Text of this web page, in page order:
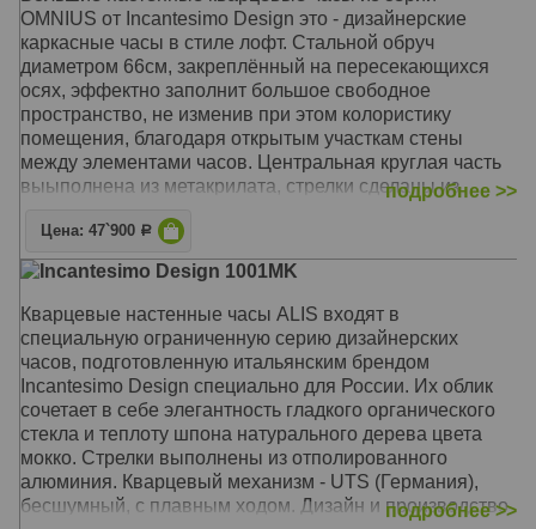
и производство - Италия, Милан.
Механизм: Кварцевый UTS (Германия)
Корпус: Сталь, метакрилат, дерево
Размер: Диаметр 66 см
OMNIUS от Incantesimo Design это - дизайнерские
каркасные часы в стиле лофт. Стальной обруч
диаметром 66см, закреплённый на пересекающихся
осях, эффектно заполнит большое свободное
пространство, не изменив при этом колористику
помещения, благодаря открытым участкам стены
между элементами часов. Центральная круглая часть
выыполнена из метакрилата, стрелки сделаны из
из натурального шпона цвета "серое дерево".
Кварцевый механизм часов - UTS (Германия),
бесшумный, с плавным ходом. В комплект поставки
входят: часовой механизм со встроенными стрелками,
саморез. Дизайн и производство - Италия, Милан.
Механизм: Кварцевый UTS (Германия)
Корпус: Сталь, метакрилат, дерево
Размер: Диаметр 66 см
подробнее >>
Цена: 47`900 Р
Incantesimo Design 1001MK
Кварцевые настенные часы ALIS входят в
специальную ограниченную серию дизайнерских
часов, подготовленную итальянским брендом
Incantesimo Design специально для России. Их облик
сочетает в себе элегантность гладкого органического
стекла и теплоту шпона натурального дерева цвета
мокко. Стрелки выполнены из отполированного
алюминия. Кварцевый механизм - UTS (Германия),
бесшумный, с плавным ходом. Дизайн и производство
подробнее >>